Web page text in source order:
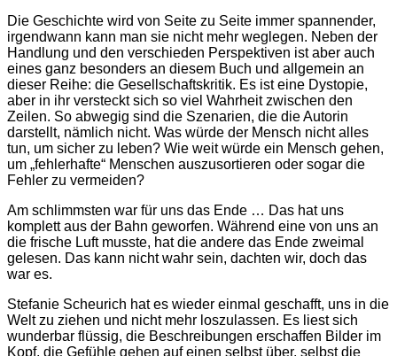
Die Geschichte wird von Seite zu Seite immer spannender,
irgendwann kann man sie nicht mehr weglegen. Neben der
Handlung und den verschieden Perspektiven ist aber auch
eines ganz besonders an diesem Buch und allgemein an
dieser Reihe: die Gesellschaftskritik. Es ist eine Dystopie,
aber in ihr versteckt sich so viel Wahrheit zwischen den
Zeilen. So abwegig sind die Szenarien, die die Autorin
darstellt, nämlich nicht. Was würde der Mensch nicht alles
tun, um sicher zu leben? Wie weit würde ein Mensch gehen,
um „fehlerhafte“ Menschen auszusortieren oder sogar die
Fehler zu vermeiden?
Am schlimmsten war für uns das Ende … Das hat uns
komplett aus der Bahn geworfen. Während eine von uns an
die frische Luft musste, hat die andere das Ende zweimal
gelesen. Das kann nicht wahr sein, dachten wir, doch das
war es.
Stefanie Scheurich hat es wieder einmal geschafft, uns in die
Welt zu ziehen und nicht mehr loszulassen. Es liest sich
wunderbar flüssig, die Beschreibungen erschaffen Bilder im
Kopf, die Gefühle gehen auf einen selbst über, selbst die